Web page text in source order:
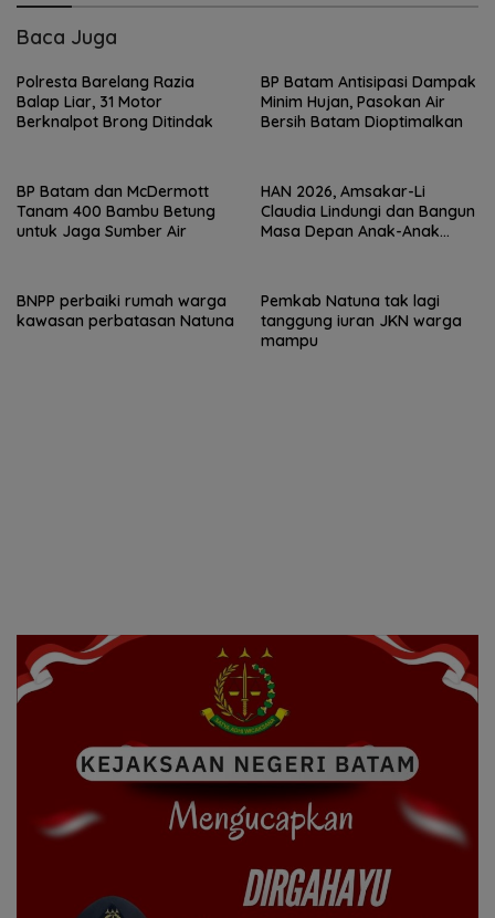
Baca Juga
Polresta Barelang Razia
Balap Liar, 31 Motor
Berknalpot Brong Ditindak
BP Batam Antisipasi Dampak
Minim Hujan, Pasokan Air
Bersih Batam Dioptimalkan
BP Batam dan McDermott
Tanam 400 Bambu Betung
untuk Jaga Sumber Air
HAN 2026, Amsakar-Li
Claudia Lindungi dan Bangun
Masa Depan Anak-Anak
BNPP perbaiki rumah warga
kawasan perbatasan Natuna
Pemkab Natuna tak lagi
tanggung iuran JKN warga
mampu